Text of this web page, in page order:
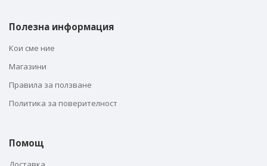
Полезна информация
Кои сме ние
Магазини
Правила за ползване
Политика за поверителност
Помощ